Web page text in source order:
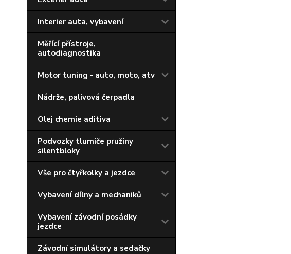
Interier auta, vybavení
Měřící přístroje,
autodiagnostika
Motor tuning - auto, moto, atv
Nádrže, palivová čerpadla
Olej chemie aditiva
Podvozky tlumiče pružiny
silentbloky
Vše pro čtyřkolky a jezdce
Vybavení dílny a mechaniků
Vybavení závodní posádky
jezdce
Závodní simulátory a sedačky